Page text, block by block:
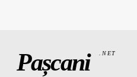
Pașcani .NET